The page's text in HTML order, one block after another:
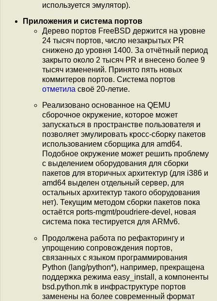
используется эмулятор).
Приложения и система портов
Дерево портов FreeBSD держится на уровне
24 тысяч портов, число незакрытых PR
снижено до уровня 1400. За отчётный период
закрыто около 2 тысяч PR и внесено более 9
тысяч изменений. Принято пять новых
коммитеров портов. Система портов
отметила своё 20-летие.
Реализовано основанное на QEMU
сборочное окружение, которое может
запускаться в пространстве пользователя и
позволяет эмулировать кросс-сборку пакетов
использованием сборщика для amd64.
Подобное окружение может решить проблему
с выделением оборудования для сборки
пакетов для вторичных архитектур (для i386 и
amd64 выделен отдельный сервер, для
остальных архитектур такого оборудования
нет). Текущим методом сборки пакетов пока
остаётся ports-mgmt/poudriere-devel, новая
система пока тестируется для ARMv6.
Продолжена работа по рефакторингу и
упрощению сопровождения портов,
связанных с языком программирования
Python (lang/python*), например, прекращена
поддержка режима easy_install, а компоненты
bsd.python.mk в инфраструктуре портов
заменены на более современный формат